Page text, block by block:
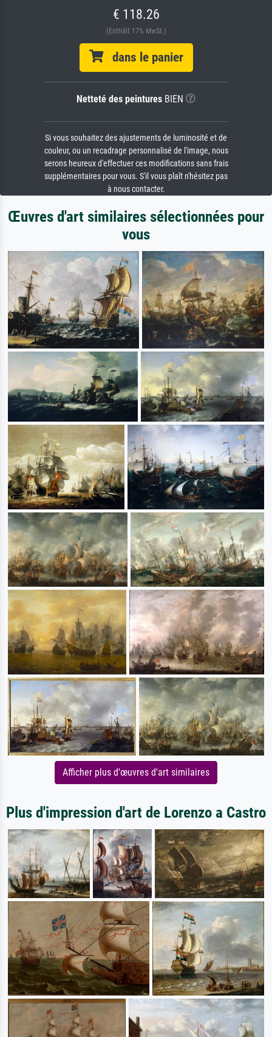
€ 118.26
(Enthält 17% MwSt.)
dans le panier
Netteté des peintures BIEN
Si vous souhaitez des ajustements de luminosité et de
couleur, ou un recadrage personnalisé de l'image, nous
serons heureux d'effectuer ces modifications sans frais
supplémentaires pour vous. S'il vous plaît n'hésitez pas
à nous contacter.
Œuvres d'art similaires sélectionnées pour
vous
Afficher plus d'œuvres d'art similaires
Plus d'impression d'art de Lorenzo a Castro